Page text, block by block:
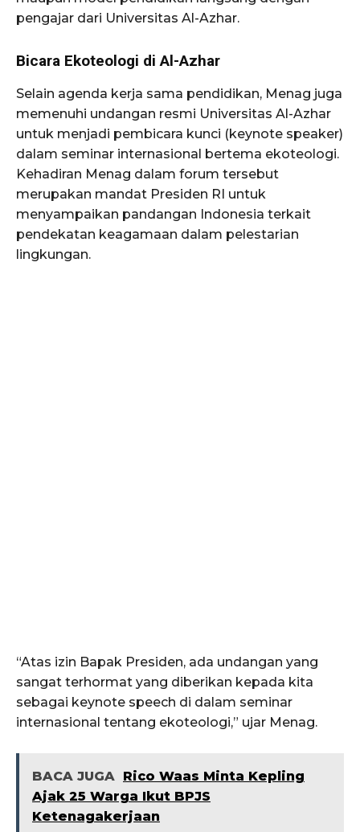
pengajar dari Universitas Al-Azhar.
Bicara Ekoteologi di Al-Azhar
Selain agenda kerja sama pendidikan, Menag juga
memenuhi undangan resmi Universitas Al-Azhar
untuk menjadi pembicara kunci (keynote speaker)
dalam seminar internasional bertema ekoteologi.
Kehadiran Menag dalam forum tersebut
merupakan mandat Presiden RI untuk
menyampaikan pandangan Indonesia terkait
pendekatan keagamaan dalam pelestarian
lingkungan.
“Atas izin Bapak Presiden, ada undangan yang
sangat terhormat yang diberikan kepada kita
sebagai keynote speech di dalam seminar
internasional tentang ekoteologi,” ujar Menag.
BACA JUGA Rico Waas Minta Kepling
Ajak 25 Warga Ikut BPJS
Ketenagakerjaan